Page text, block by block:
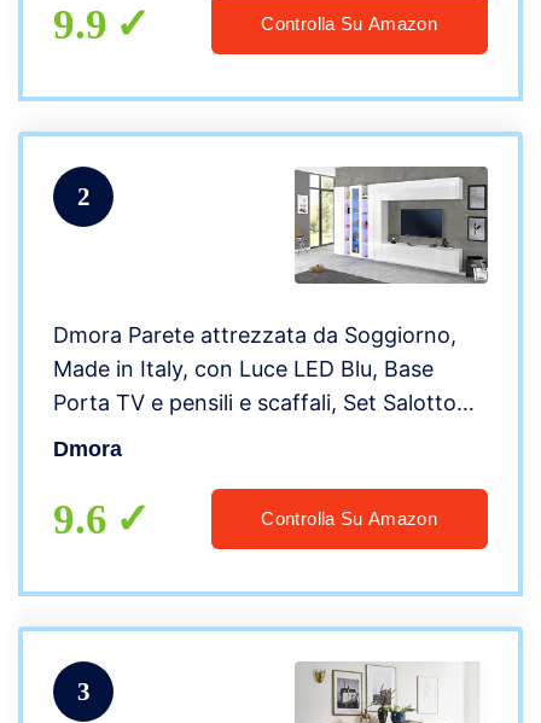
9.9 Controlla Su Amazon
2
Dmora Parete attrezzata da Soggiorno,
Made in Italy, con Luce LED Blu, Base
Porta TV e pensili e scaffali, Set Salotto
Moderno, cm 340x30h180, Colore Bianco
Dmora
9.6 Controlla Su Amazon
3